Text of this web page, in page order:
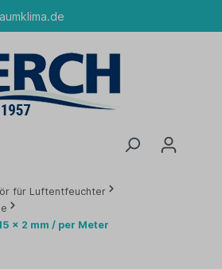
für Luftentfeuchter
x 2 mm / per Meter